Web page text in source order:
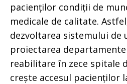
pacienților condiții de
medicale de calitate.
dezvoltarea sistemului de
proiectarea
reabilitare în zece spitale
crește accesul pacienților